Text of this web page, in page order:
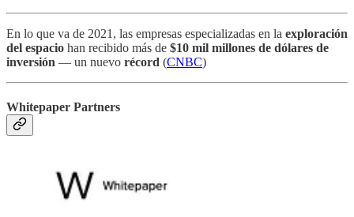
En lo que va de 2021, las empresas especializadas en la exploración
del espacio han recibido más de $10 mil millones de dólares de
inversión — un nuevo récord (CNBC)
Whitepaper Partners